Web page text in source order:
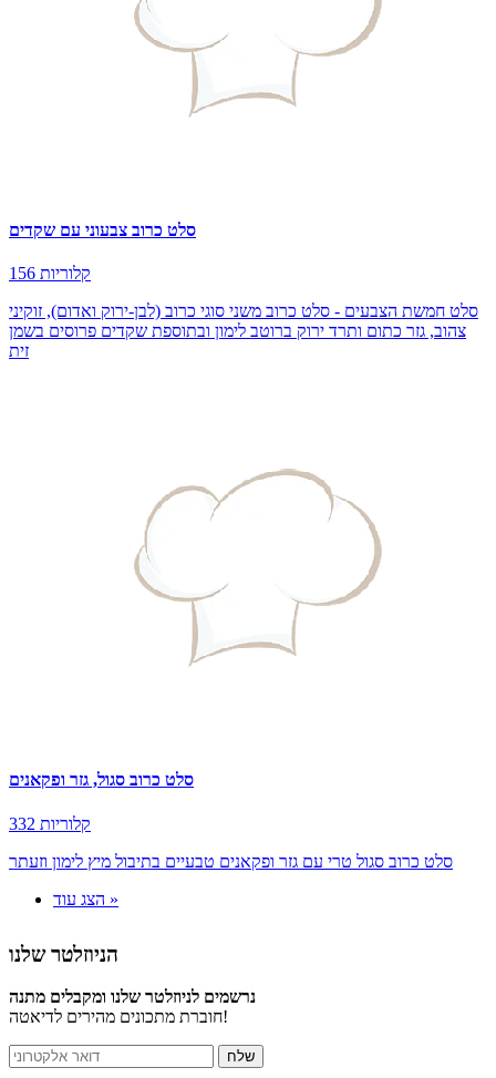
סלט כרוב צבעוני עם שקדים
156 קלוריות
סלט חמשת הצבעים - סלט כרוב משני סוגי כרוב (לבן-ירוק ואדום), זוקיני
צהוב, גזר כתום ותרד ירוק ברוטב לימון ובתוספת שקדים פרוסים בשמן
זית
סלט כרוב סגול, גזר ופקאנים
332 קלוריות
סלט כרוב סגול טרי עם גזר ופקאנים טבעיים בתיבול מיץ לימון וזעתר
הצג עוד »
הניוזלטר שלנו
נרשמים לניוזלטר שלנו ומקבלים מתנה
חוברת מתכונים מהירים לדיאטה!